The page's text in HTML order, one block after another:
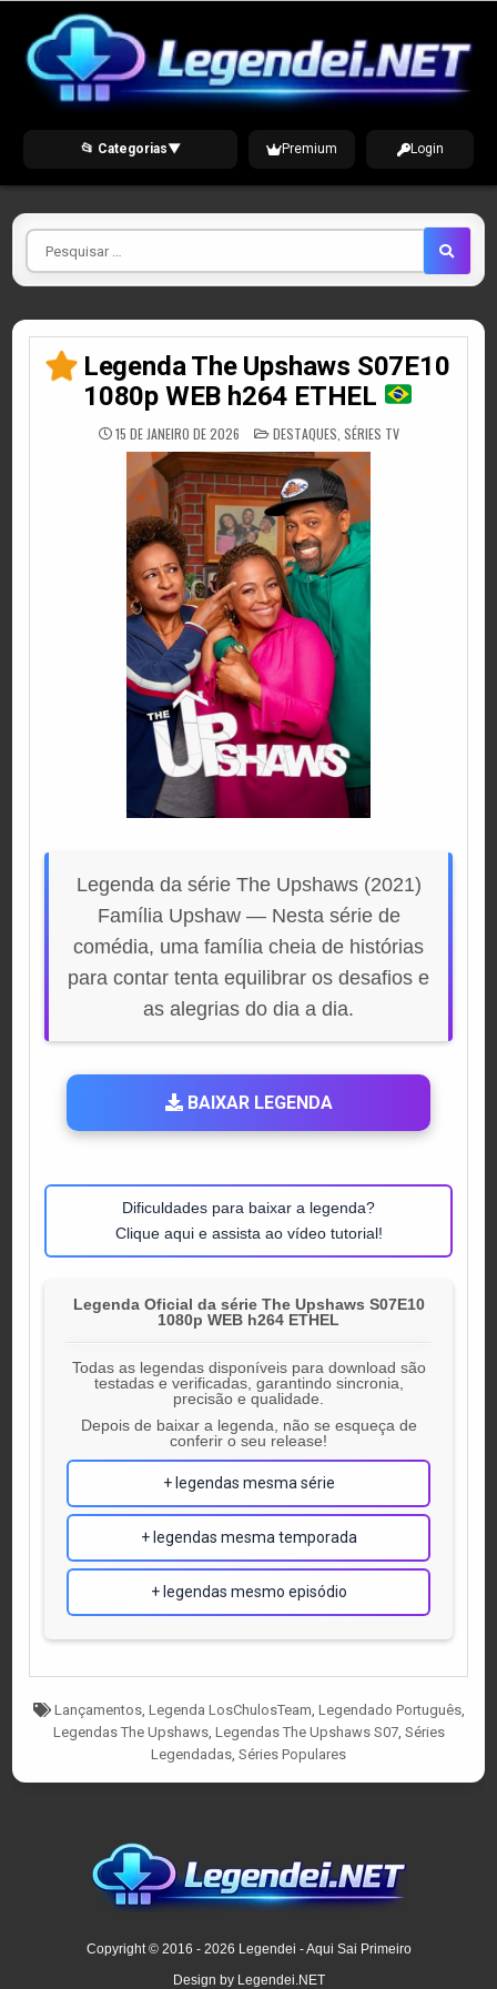
content
📂 Categorias▼ Premium Login
Pesquisar
por
Legenda The Upshaws S07E10
1080p WEB h264 ETHEL
15 DE JANEIRO DE 2026 POSTED
IN
DESTAQUES SÉRIES TV
Legenda da série The Upshaws (2021)
Família Upshaw — Nesta série de
comédia, uma família cheia de histórias
para contar tenta equilibrar os desafios e
as alegrias do dia a dia.
BAIXAR LEGENDA
Dificuldades para baixar a legenda?
Clique aqui e assista ao vídeo tutorial!
Legenda Oficial da série The Upshaws S07E10
1080p WEB h264 ETHEL
Todas as legendas disponíveis para download são
testadas e verificadas, garantindo sincronia,
precisão e qualidade.
Depois de baixar a legenda, não se esqueça de
conferir o seu release!
+ legendas mesma série
+ legendas mesma temporada
+ legendas mesmo episódio
Tagged
Lançamentos, Legenda LosChulosTeam Legendado Português,
Legendas The Upshaws, Legendas The Upshaws S07, Séries
Legendadas Séries Populares
Copyright © 2016 - 2026 Legendei - Aqui Sai Primeiro
Design by Legendei.NET